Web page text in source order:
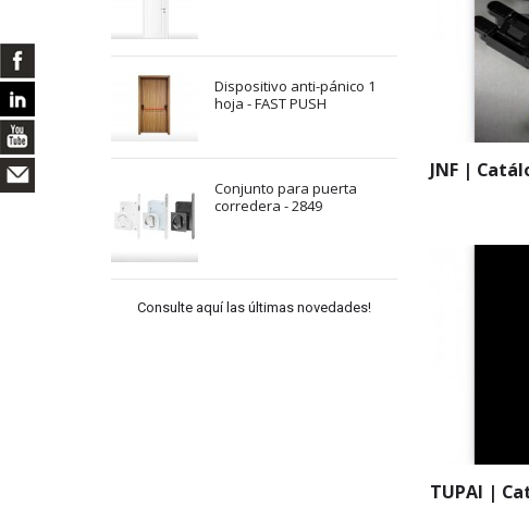
Dispositivo anti-pánico 1
hoja - FAST PUSH
Conjunto para puerta
corredera - 2849
Consulte aquí las últimas novedades!
JNF |
TUPAI |